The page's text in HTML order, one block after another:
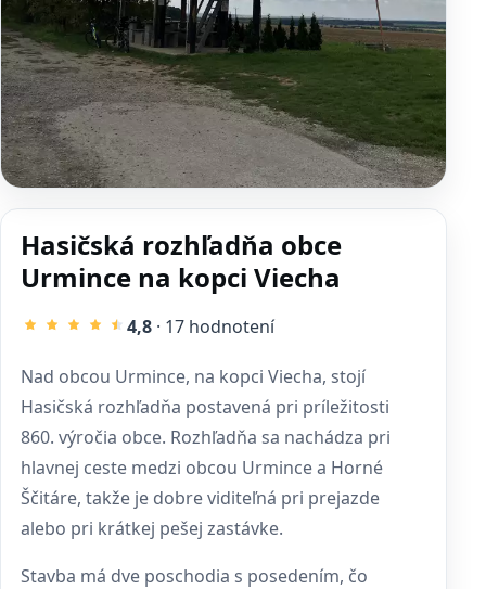
Hasičská rozhľadňa obce
Urmince na kopci Viecha
4,8 · 17 hodnotení
Nad obcou Urmince, na kopci Viecha, stojí
Hasičská rozhľadňa postavená pri príležitosti
860. výročia obce. Rozhľadňa sa nachádza pri
hlavnej ceste medzi obcou Urmince a Horné
Ščitáre, takže je dobre viditeľná pri prejazde
alebo pri krátkej pešej zastávke.
Stavba má dve poschodia s posedením, čo